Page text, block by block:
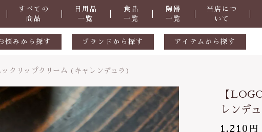
すべての
商品
日用品
一覧
食品
一覧
陶器
一覧
当店につ
いて
悩みから探す
敏感肌
肌トラブル
低体温
ブランドから探す
生活用品
陶器
食品
アイテムから探す
クリップクリーム (キャレンデュラ)
【
レンデ
1,210 円
追加しました